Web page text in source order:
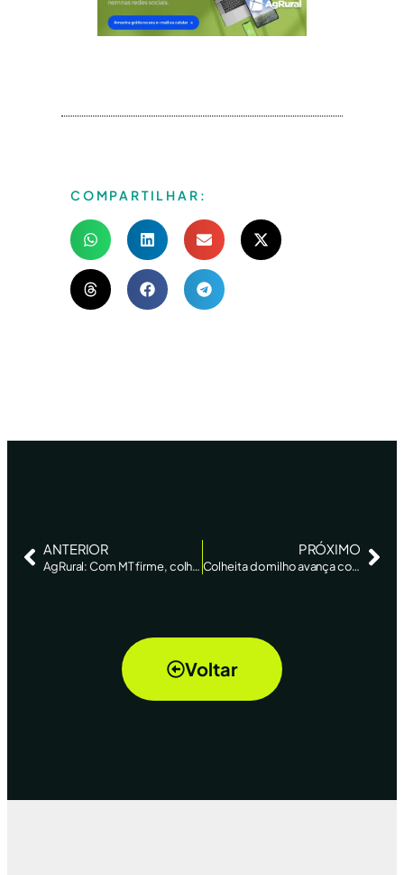
COMPARTILHAR:
ANTERIOR
AgRural: Com MT firme, colheita da safrinha de milho chega a 4,4% no Centro-Sul
PRÓXIMO
Colheita do milho avança com safra recorde em MT e grandes perdas em GO, MG e SP
Voltar